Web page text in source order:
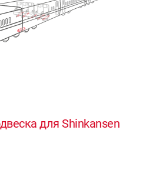
для Shinkansen
0 000